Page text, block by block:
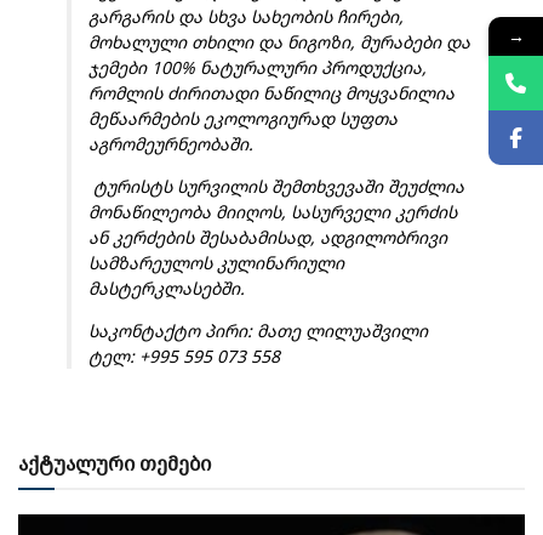
გარგარის და სხვა სახეობის ჩირები,
მოხალული თხილი და ნიგოზი, მურაბები და
ჯემები 100% ნატურალური პროდუქცია,
რომლის ძირითადი ნაწილიც მოყვანილია
მეწაარმების ეკოლოგიურად სუფთა
აგრომეურნეობაში.
ტურისტს სურვილის შემთხვევაში შეუძლია
მონაწილეობა მიიღოს, სასურველი კერძის
ან კერძების შესაბამისად, ადგილობრივი
სამზარეულოს კულინარიული
მასტერკლასებში.
საკონტაქტო პირი: მათე ლილუაშვილი
ტელ: +995 595 073 558
აქტუალური თემები
→